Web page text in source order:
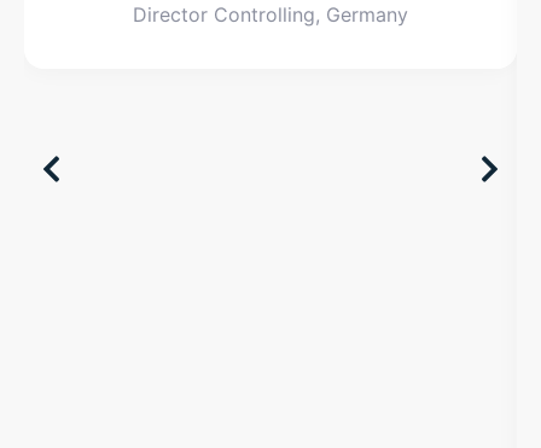
Director Controlling, Germany